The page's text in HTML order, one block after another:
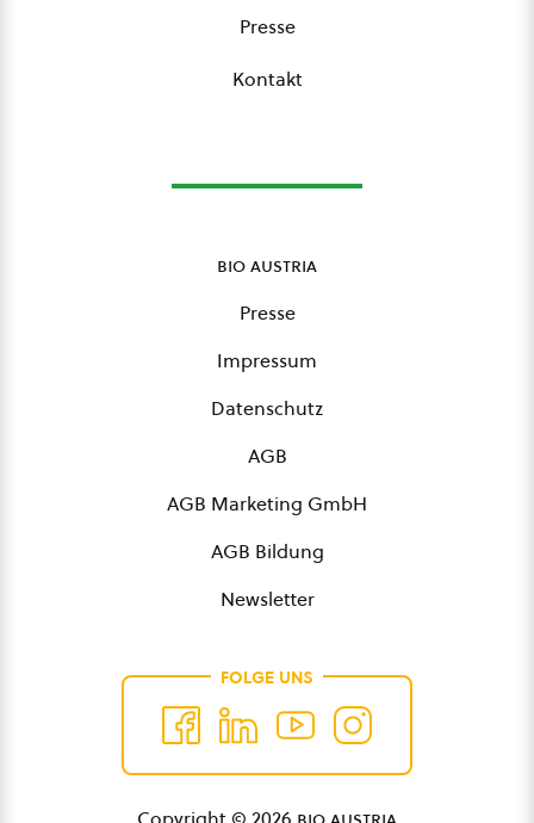
Presse
Kontakt
bio austria
Presse
Impressum
Datenschutz
AGB
AGB Marketing GmbH
AGB Bildung
Newsletter
FOLGE UNS